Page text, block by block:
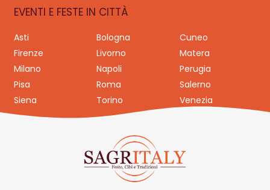
EVENTI E FESTE IN CITTÀ
Asti Bologna
Cuneo
Firenze
Livorno
Matera
Milano
Napoli
Perugia
Pisa
Roma
Salerno
Siena
Torino Venezia